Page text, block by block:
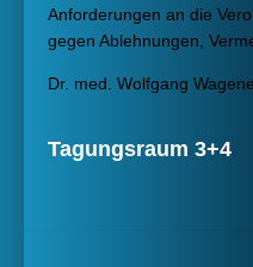
Anforderungen an die
gegen Ablehnungen,
Dr. med. Wolfgang
Tagungsraum 3+4